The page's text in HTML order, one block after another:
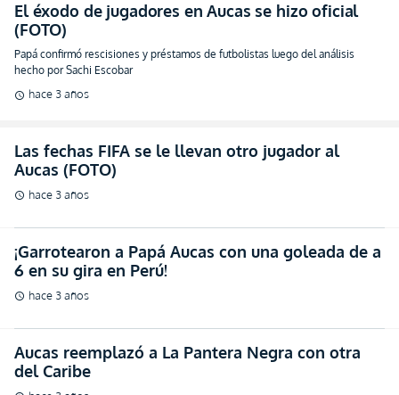
El éxodo de jugadores en Aucas se hizo oficial
(FOTO)
Papá confirmó rescisiones y préstamos de futbolistas luego del análisis
hecho por Sachi Escobar
schedule hace 3 años
Las fechas FIFA se le llevan otro jugador al
Aucas (FOTO)
schedule hace 3 años
¡Garrotearon a Papá Aucas con una goleada de a
6 en su gira en Perú!
schedule hace 3 años
Aucas reemplazó a La Pantera Negra con otra
del Caribe